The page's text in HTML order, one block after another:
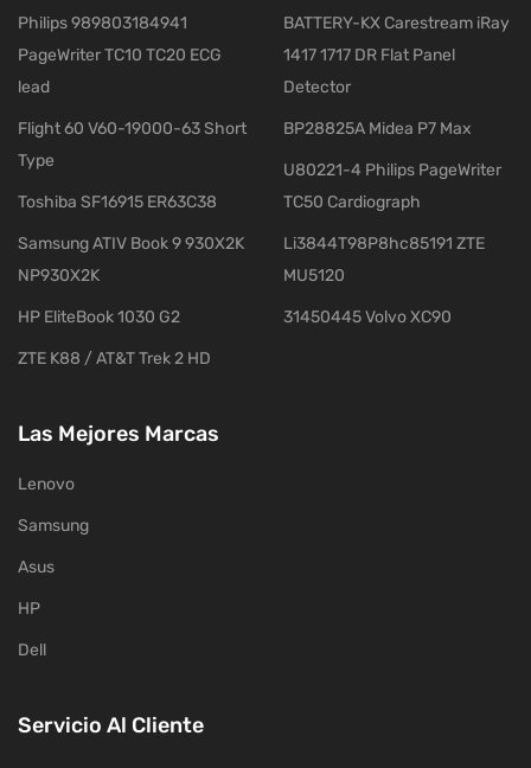
Philips 989803184941
PageWriter TC10 TC20 ECG
lead
Flight 60 V60-19000-63 Short
Type
Toshiba SF16915 ER63C38
Samsung ATIV Book 9 930X2K
NP930X2K
HP EliteBook 1030 G2
ZTE K88 / AT&T Trek 2 HD
BATTERY-KX Carestream iRay
1417 1717 DR Flat Panel
Detector
BP28825A Midea P7 Max
U80221-4 Philips PageWriter
TC50 Cardiograph
Li3844T98P8hc85191 ZTE
MU5120
31450445 Volvo XC90
Las Mejores Marcas
Lenovo
Samsung
Asus
HP
Dell
Servicio Al Cliente